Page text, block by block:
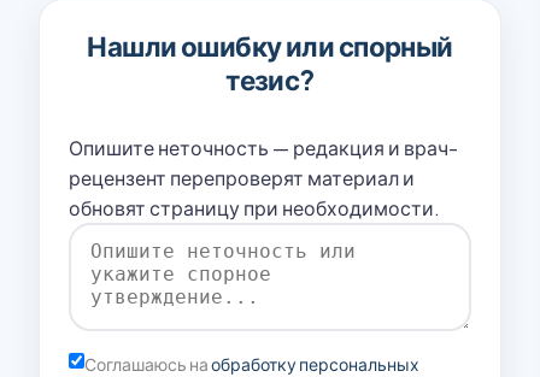
Нашли ошибку или спорный
тезис?
Опишите неточность — редакция и врач-
рецензент перепроверят материал и
обновят страницу при необходимости.
Соглашаюсь наобработку персональных